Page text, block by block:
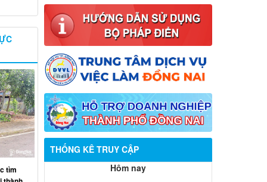
THỐNG KÊ TRUY CẬP
Hôm nay
Thông báo về việc tuyển dụng viên
chức năm 2026
Thông báo tuyển chọn tổ chức và cá
nhân chủ trì thực hiện nhiệm vụ khoa
tìm